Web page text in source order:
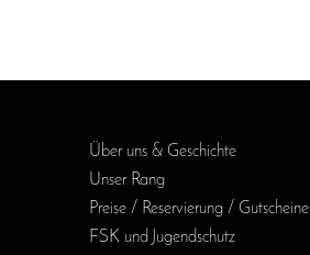
Über uns & Geschichte
Unser Rang
Preise / Reservierung / Gutscheine
FSK und Jugendschutz